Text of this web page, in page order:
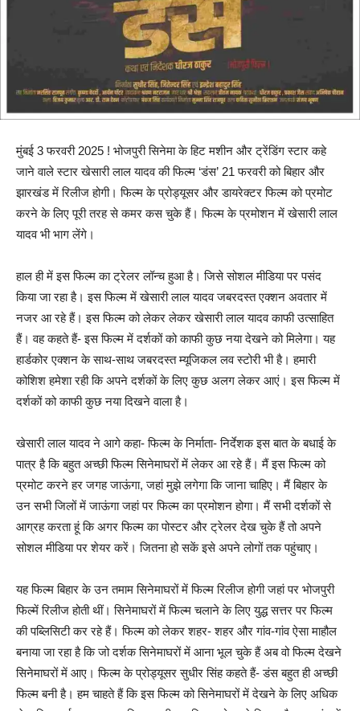
मुंबई 3 फरवरी 2025 ! भोजपुरी सिनेमा के हिट मशीन और ट्रेंडिंग स्टार कहे
जाने वाले स्टार खेसारी लाल यादव की फिल्म ‘डंस’ 21 फरवरी को बिहार और
झारखंड में रिलीज होगी। फिल्म के प्रोड्यूसर और डायरेक्टर फिल्म को प्रमोट
करने के लिए पूरी तरह से कमर कस चुके हैं। फिल्म के प्रमोशन में खेसारी लाल
यादव भी भाग लेंगे।
हाल ही में इस फिल्म का ट्रेलर लॉन्च हुआ है। जिसे सोशल मीडिया पर पसंद
किया जा रहा है। इस फिल्म में खेसारी लाल यादव जबरदस्त एक्शन अवतार में
नजर आ रहे हैं। इस फिल्म को लेकर लेकर खेसारी लाल यादव काफी उत्साहित
हैं। वह कहते हैं- इस फिल्म में दर्शकों को काफी कुछ नया देखने को मिलेगा। यह
हार्डकोर एक्शन के साथ-साथ जबरदस्त म्यूजिकल लव स्टोरी भी है। हमारी
कोशिश हमेशा रही कि अपने दर्शकों के लिए कुछ अलग लेकर आएं। इस फिल्म में
दर्शकों को काफी कुछ नया दिखने वाला है।
खेसारी लाल यादव ने आगे कहा- फिल्म के निर्माता- निर्देशक इस बात के बधाई के
पात्र है कि बहुत अच्छी फिल्म सिनेमाघरों में लेकर आ रहे हैं। मैं इस फिल्म को
प्रमोट करने हर जगह जाऊंगा, जहां मुझे लगेगा कि जाना चाहिए। मैं बिहार के
उन सभी जिलों में जाऊंगा जहां पर फिल्म का प्रमोशन होगा। मैं सभी दर्शकों से
आग्रह करता हूं कि अगर फिल्म का पोस्टर और ट्रेलर देख चुके हैं तो अपने
सोशल मीडिया पर शेयर करें। जितना हो सकें इसे अपने लोगों तक पहुंचाए।
यह फिल्म बिहार के उन तमाम सिनेमाघरों में फिल्म रिलीज होगी जहां पर भोजपुरी
फिल्में रिलीज होती थीं। सिनेमाघरों में फिल्म चलाने के लिए युद्ध सत्तर पर फिल्म
की पब्लिसिटी कर रहे हैं। फिल्म को लेकर शहर- शहर और गांव-गांव ऐसा माहौल
बनाया जा रहा है कि जो दर्शक सिनेमाघरों में आना भूल चुके हैं अब वो फिल्म देखने
सिनेमाघरों में आए। फिल्म के प्रोड्यूसर सुधीर सिंह कहते हैं- डंस बहुत ही अच्छी
फिल्म बनी है। हम चाहते हैं कि इस फिल्म को सिनेमाघरों में देखने के लिए अधिक